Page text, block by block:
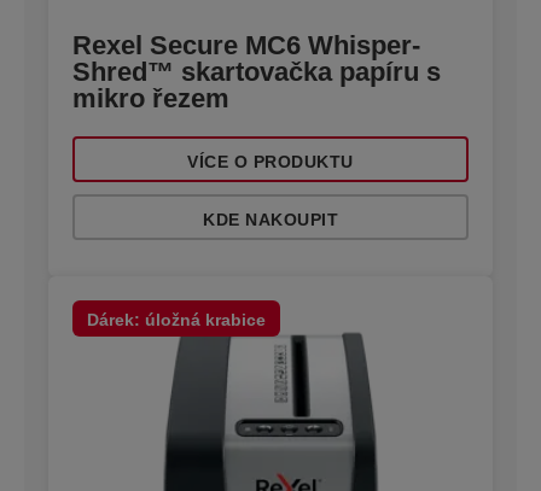
Rexel Secure MC6 Whisper-
Shred™ skartovačka papíru s
mikro řezem
VÍCE O PRODUKTU
KDE NAKOUPIT
Dárek: úložná krabice